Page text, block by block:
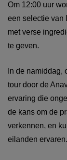
Om 12:00 uur
een selectie van
met verse
te geven.
In de namiddag,
tour door de
ervaring die
de kans om de
verkennen, en
eilanden ervaren.